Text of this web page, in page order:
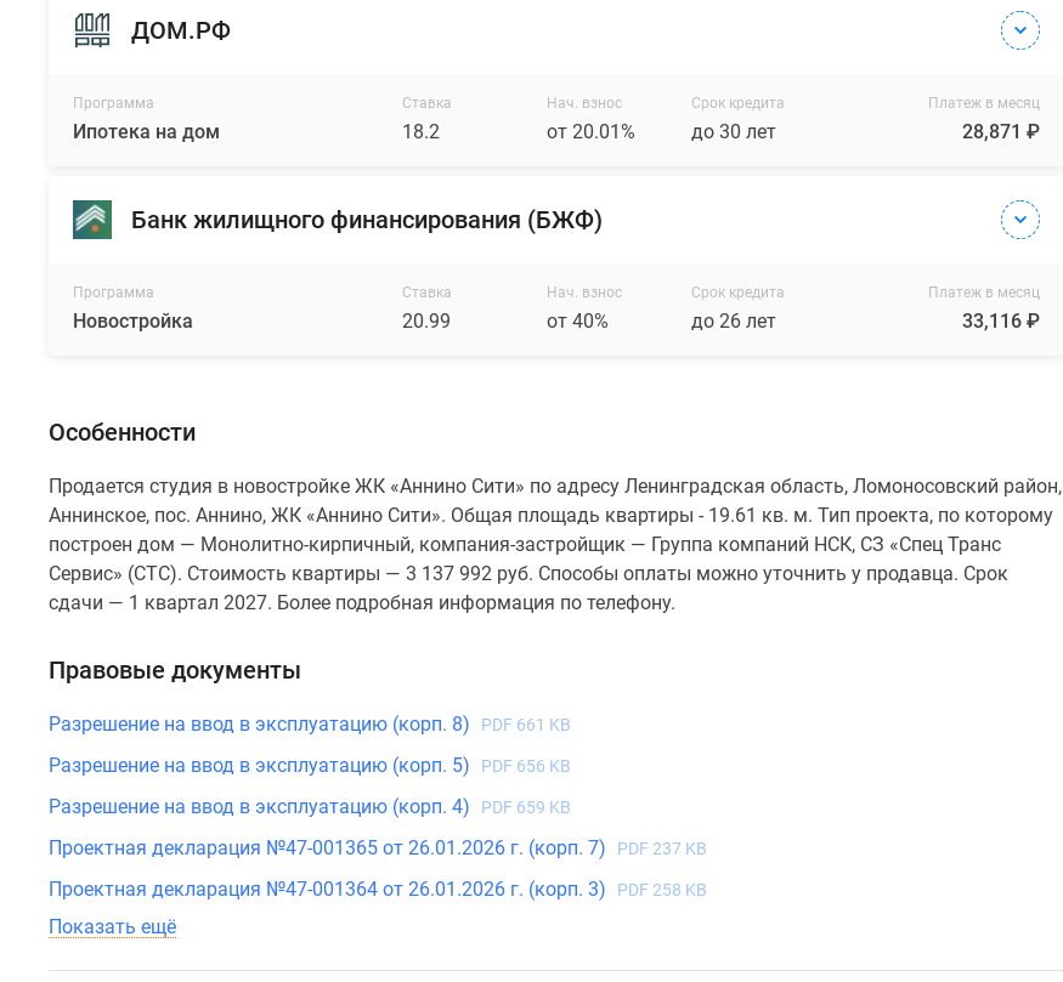
ДОМ.РФ
Программа
Ипотека на дом
Ставка
18.2
Нач. взнос
от 20.01%
Срок кредита
до 30 лет
Платеж в месяц
28,871 ₽
Банк жилищного финансирования (БЖФ)
Программа
Новостройка
Ставка
20.99
Нач. взнос
от 40%
Срок кредита
до 26 лет
Платеж в месяц
33,116 ₽
Особенности
Продается студия в новостройке ЖК «Аннино Сити» по адресу Ленинградская область, Ломоносовский район,
Аннинское, пос. Аннино, ЖК «Аннино Сити». Общая площадь квартиры - 19.61 кв. м. Тип проекта, по которому
построен дом — Монолитно-кирпичный, компания-застройщик — Группа компаний НСК, СЗ «Спец Транс
Сервис» (СТС). Стоимость квартиры — 3 137 992 руб. Способы оплаты можно уточнить у продавца. Срок
сдачи — 1 квартал 2027. Более подробная информация по телефону.
Правовые документы
Разрешение на ввод в эксплуатацию (корп. 8) PDF 661 KB
Разрешение на ввод в эксплуатацию (корп. 5) PDF 656 KB
Разрешение на ввод в эксплуатацию (корп. 4) PDF 659 KB
Проектная декларация №47-001365 от 26.01.2026 г. (корп. 7) PDF 237 KB
Проектная декларация №47-001364 от 26.01.2026 г. (корп. 3) PDF 258 KB
Показать ещё